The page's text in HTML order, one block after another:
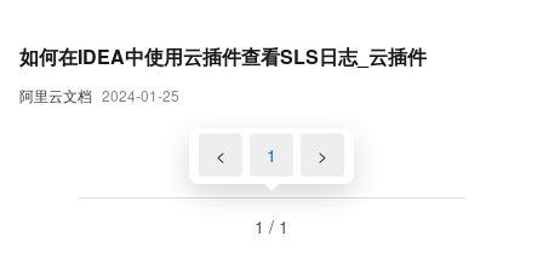
阿里云文档 2024-01-25
如何在IDEA中使用云插件查看SLS日志_云插件
< 1 >
1 / 1